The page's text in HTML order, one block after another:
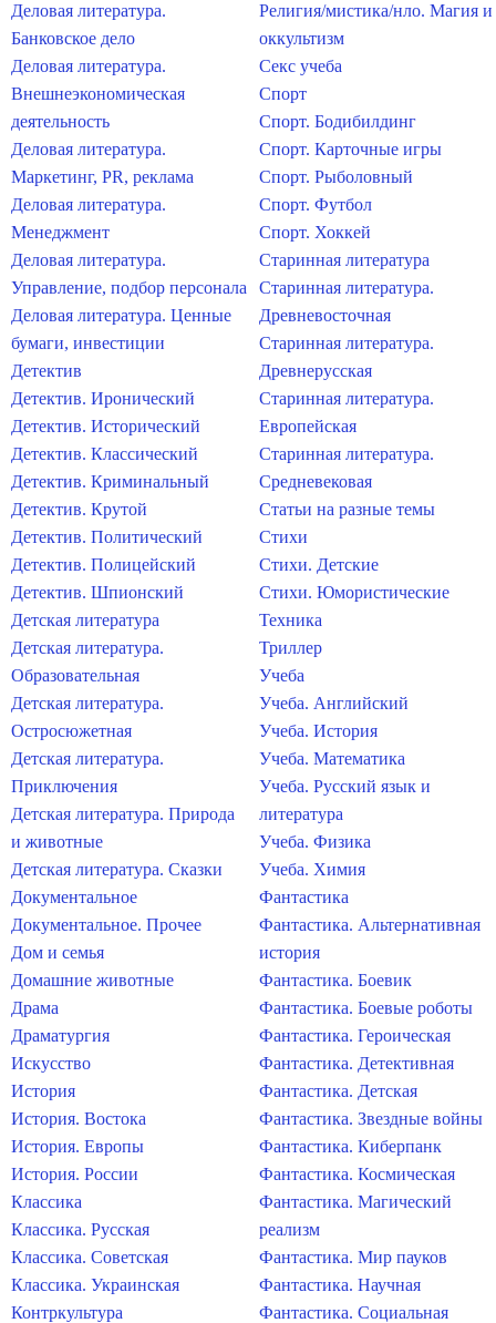
Деловая литература.
Банковское дело
Деловая литература.
Внешнеэкономическая
деятельность
Деловая литература.
Маркетинг, PR, реклама
Деловая литература.
Менеджмент
Деловая литература.
Управление, подбор персонала
Деловая литература. Ценные
бумаги, инвестиции
Детектив
Детектив. Иронический
Детектив. Исторический
Детектив. Классический
Детектив. Криминальный
Детектив. Крутой
Детектив. Политический
Детектив. Полицейский
Детектив. Шпионский
Детская литература
Детская литература.
Образовательная
Детская литература.
Остросюжетная
Детская литература.
Приключения
Детская литература. Природа
и животные
Детская литература. Сказки
Документальное
Документальное. Прочее
Дом и семья
Домашние животные
Драма
Драматургия
Искусство
История
История. Востока
История. Европы
История. России
Классика
Классика. Русская
Классика. Советская
Классика. Украинская
Контркультура
Религия/мистика/нло. Магия и
оккультизм
Секс учеба
Спорт
Спорт. Бодибилдинг
Спорт. Карточные игры
Спорт. Рыболовный
Спорт. Футбол
Спорт. Хоккей
Старинная литература
Старинная литература.
Древневосточная
Старинная литература.
Древнерусская
Старинная литература.
Европейская
Старинная литература.
Средневековая
Статьи на разные темы
Стихи
Стихи. Детские
Стихи. Юмористические
Техника
Триллер
Учеба
Учеба. Английский
Учеба. История
Учеба. Математика
Учеба. Русский язык и
литература
Учеба. Физика
Учеба. Химия
Фантастика
Фантастика. Альтернативная
история
Фантастика. Боевик
Фантастика. Боевые роботы
Фантастика. Героическая
Фантастика. Детективная
Фантастика. Детская
Фантастика. Звездные войны
Фантастика. Киберпанк
Фантастика. Космическая
Фантастика. Магический
реализм
Фантастика. Мир пауков
Фантастика. Научная
Фантастика. Социальная